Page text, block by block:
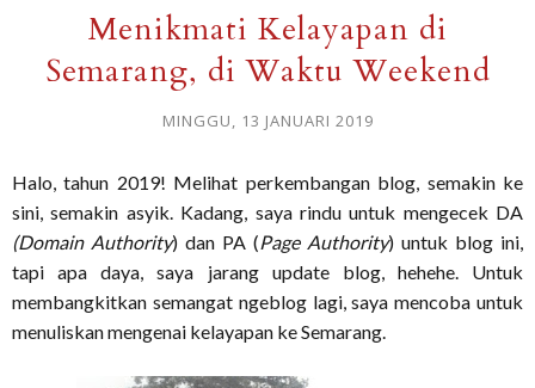
Menikmati Kelayapan di
Semarang, di Waktu Weekend
MINGGU, 13 JANUARI 2019
Halo, tahun 2019! Melihat perkembangan blog, semakin ke
sini, semakin asyik. Kadang, saya rindu untuk mengecek DA
(Domain Authority) dan PA (Page Authority) untuk blog ini,
tapi apa daya, saya jarang update blog, hehehe. Untuk
membangkitkan semangat ngeblog lagi, saya mencoba untuk
menuliskan mengenai kelayapan ke Semarang.